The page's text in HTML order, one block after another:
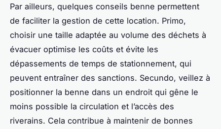
Par ailleurs, quelques conseils benne permettent
de faciliter la gestion de cette location. Primo,
choisir une taille adaptée au volume des déchets à
évacuer optimise les coûts et évite les
dépassements de temps de stationnement, qui
peuvent entraîner des sanctions. Secundo, veillez à
positionner la benne dans un endroit qui gêne le
moins possible la circulation et l’accès des
riverains. Cela contribue à maintenir de bonnes